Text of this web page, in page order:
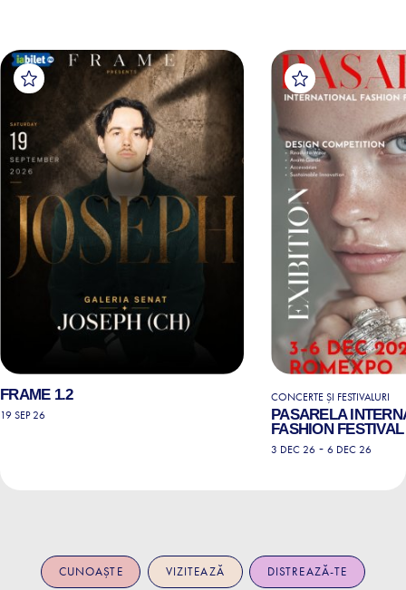
FRAME 1.2
19 SEP 26
CONCERTE ȘI FESTIVALURI
PASARELA
FASHION
3 DEC 26 - 6 DEC 26
CUNOAȘTE VIZITEAZĂ DISTREAZĂ-TE